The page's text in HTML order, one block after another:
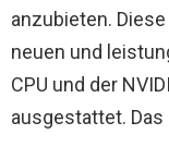
anzubieten.
neuen und
CPU und der
ausgestattet.